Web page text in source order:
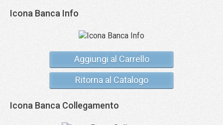
Icona Banca Info
Aggiungi al Carrello
Ritorna al Catalogo
Icona Banca Collegamento